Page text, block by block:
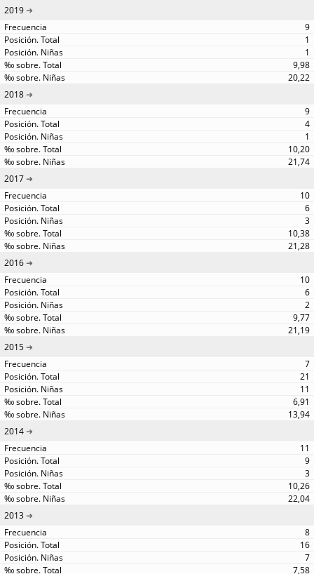
2019
9
1
1
9,98
20,22
2018
9
4
1
10,20
21,74
2017
10
6
3
10,38
21,28
2016
10
6
2
9,77
21,19
2015
7
21
11
6,91
13,94
2014
11
9
3
10,26
22,04
2013
8
16
7
7,58